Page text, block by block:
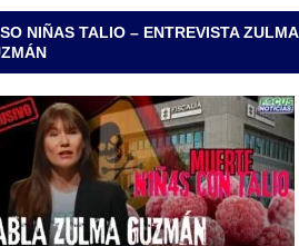
NIÑAS TALIO – ENTREVISTA ZULMA